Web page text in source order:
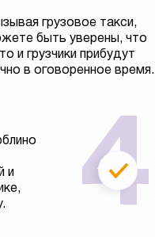
грузовое такси,
быть уверены, что
и грузчики прибудут
в оговоренное время.
и